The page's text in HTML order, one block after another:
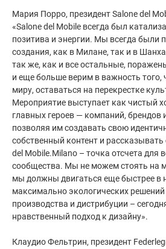
Мария Порро, президент Salone del
«Salone del Mobile всегда был
позитива и энергии. Мы всегда были
создания, как в Милане, так и в
так же, как и все остальные,
и еще больше верим в важность
миру, оставаться на перекрестке
Мероприятие выступает как чистый
главных героев — компаний, брендов
позволяя им создавать свою
собственный контент и рассказывать
del Mobile.Milano – точка отсчета для
сообщества. Мы не можем стоять на
мы должны двигаться еще быстрее в
максимально экологических решений
производства и дистрибуции –
нравственный подход к дизайну».
Клаудио Фельтрин, президент